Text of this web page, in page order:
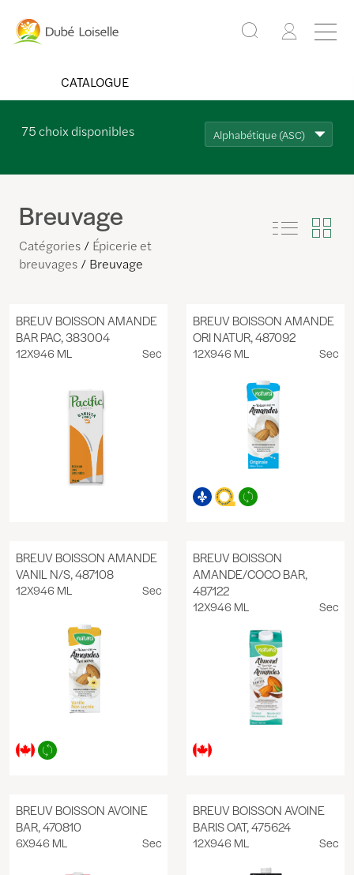
CATALOGUE
75choix disponibles Alphabétique (ASC)
Breuvage
Catégories
Épicerie et
breuvages
Breuvage
BREUV BOISSON AMANDE
BAR PAC, 383004
12X946 ML Sec
BREUV BOISSON AMANDE
ORI NATUR, 487092
12X946 ML Sec
BREUV BOISSON AMANDE
VANIL N/S, 487108
12X946 ML Sec
BREUV BOISSON
AMANDE/COCO BAR,
487122
12X946 ML Sec
BREUV BOISSON AVOINE
BAR, 470810
6X946 ML Sec
BREUV BOISSON AVOINE
BARIS OAT, 475624
12X946 ML Sec